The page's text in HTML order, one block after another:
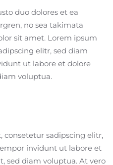
duo dolores et ea
no sea takimata
sit amet. Lorem ipsum
elitr, sed diam
ut labore et dolore
voluptua.
consetetur sadipscing elitr,
invidunt ut labore et
sed diam voluptua. At vero